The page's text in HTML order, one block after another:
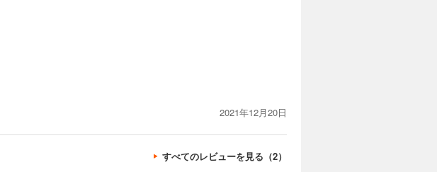
2021年12月20日
すべてのレビューを見る（2）